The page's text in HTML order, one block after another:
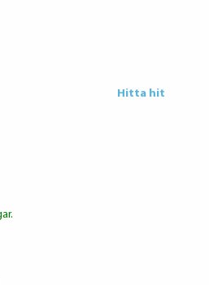
du en
och få nya lån.
Hitta hit